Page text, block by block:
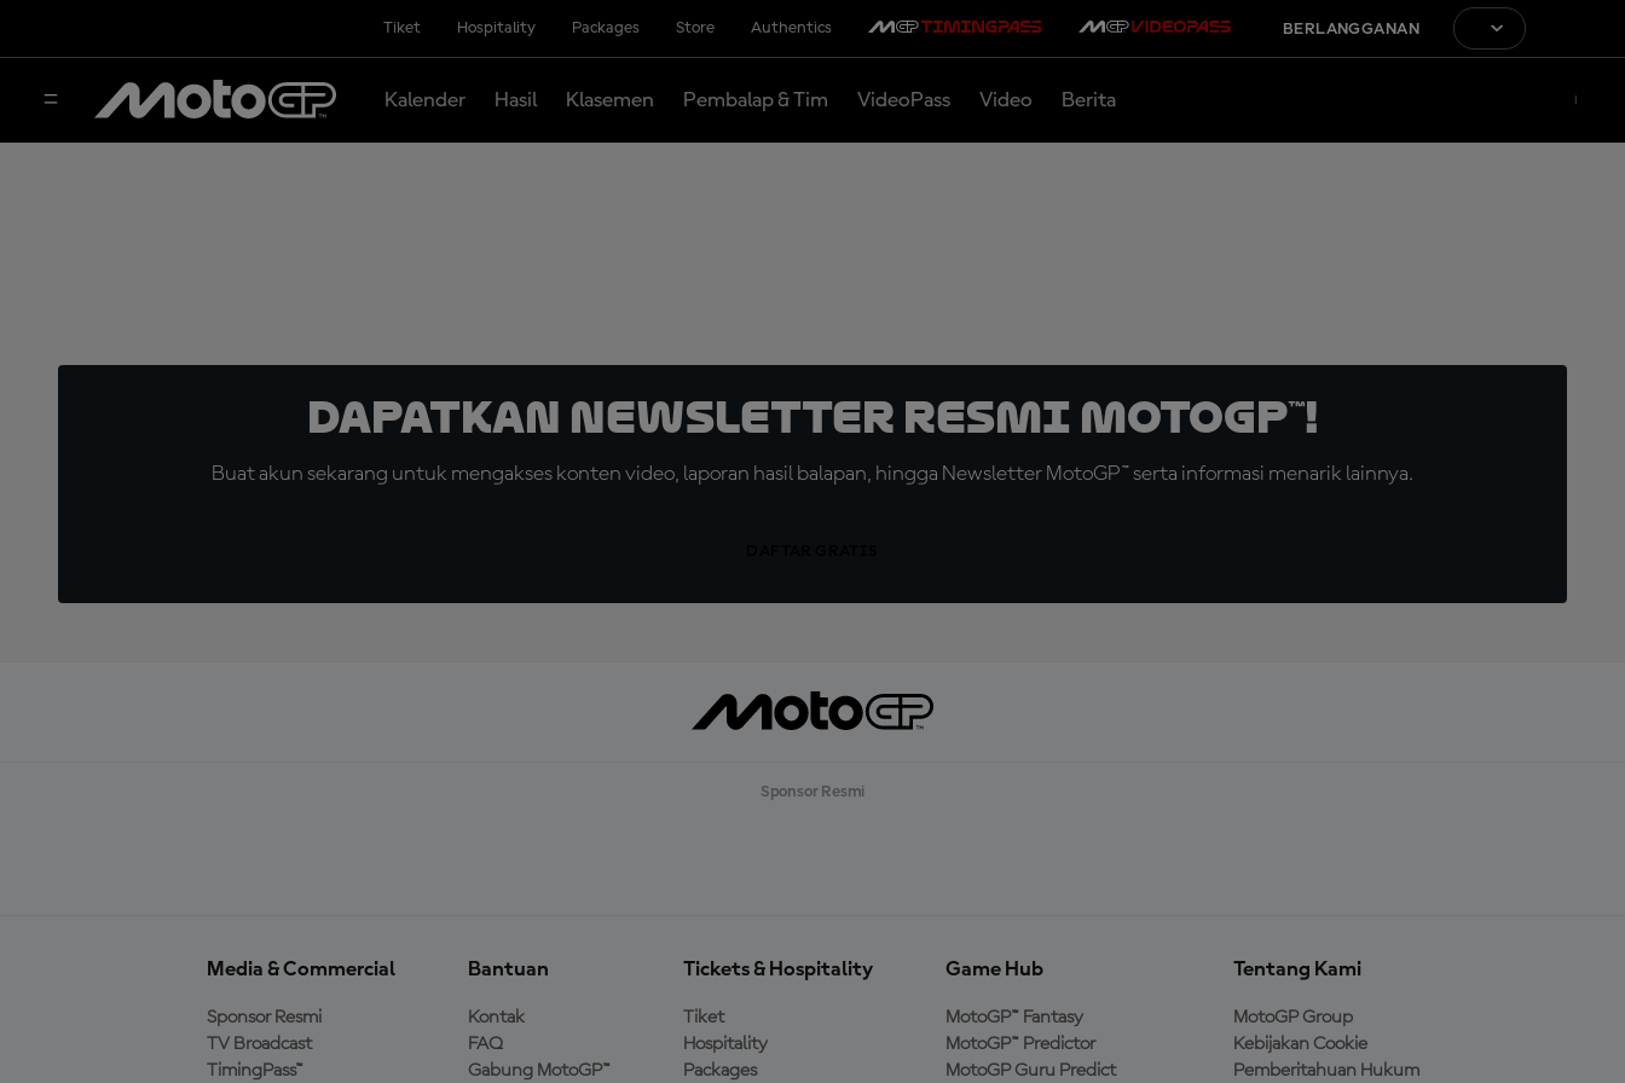
Tiket Hospitality Packages Store Authentics BERLANGGANAN
Kalender Hasil Klasemen Pembalap & Tim VideoPass Video Berita
Dapatkan Newsletter Resmi MotoGP™!
Buat akun sekarang untuk mengakses konten video, laporan hasil balapan, hingga Newsletter MotoGP™ serta informasi menarik lainnya.
Sponsor Resmi
Media & Commercial
Sponsor Resmi
TV Broadcast
TimingPass™
Bantuan
Kontak
FAQ
Gabung MotoGP™
Tickets & Hospitality
Tiket
Hospitality
Packages
Game Hub
MotoGP™ Fantasy
MotoGP™ Predictor
MotoGP Guru Predict
Tentang Kami
MotoGP Group
Kebijakan Cookie
Pemberitahuan Hukum